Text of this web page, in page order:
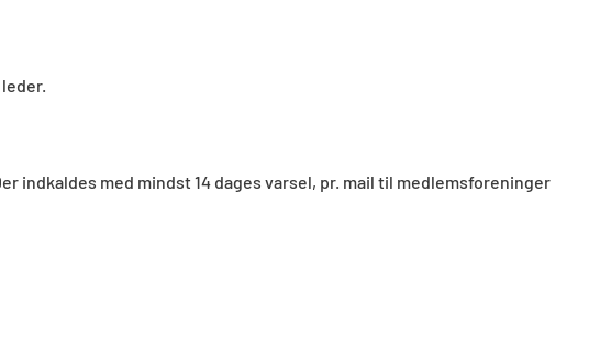
indkaldes med mindst 14 dages varsel, pr. mail til medlemsforeninger